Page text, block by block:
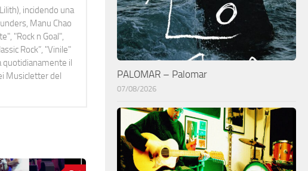
incidendo una
Manu Chao
"Rock n Goal",
Rock”, "Vinile"
quotidianamente il
Musicletter del
PALOMAR – Palomar
07/08/2026